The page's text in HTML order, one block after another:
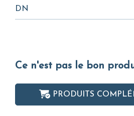
DN
Ce n'est pas le bon
PRODUITS